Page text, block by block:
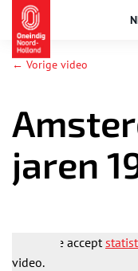
← Vorige video
jaren
Please accept
video.